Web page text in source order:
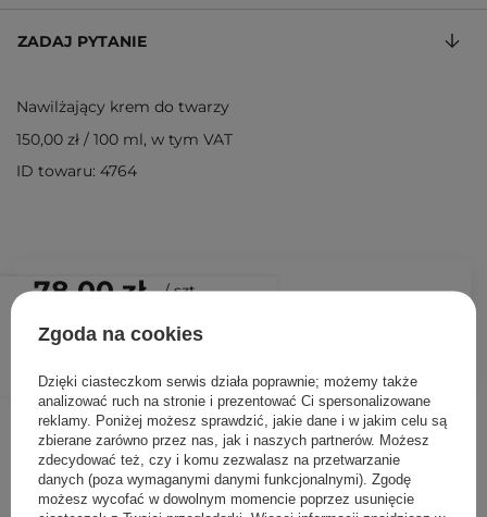
78,00 zł /szt.
ZADAJ PYTANIE
Nawilżający krem do twarzy
150,00 zł / 100 ml, w tym VAT
ID towaru: 4764
Inni klienci sprawdzali również
Zgoda na cookies
Dzięki ciasteczkom serwis działa poprawnie; możemy także
analizować ruch na stronie i prezentować Ci spersonalizowane
reklamy. Poniżej możesz sprawdzić, jakie dane i w jakim celu są
zbierane zarówno przez nas, jak i naszych partnerów. Możesz
zdecydować też, czy i komu zezwalasz na przetwarzanie
danych (poza wymaganymi danymi funkcjonalnymi). Zgodę
możesz wycofać w dowolnym momencie poprzez usunięcie